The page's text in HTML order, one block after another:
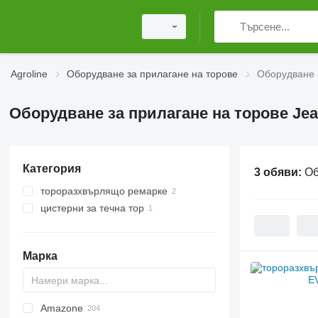
Agroline Оборудване за прилагане на торове Оборудване
Оборудване за прилагане на торове
Категория
тороразхвърлящо ремарке
цистерни за течна тор
Марка
Exacta
XPL
Amazone
3 обяви: